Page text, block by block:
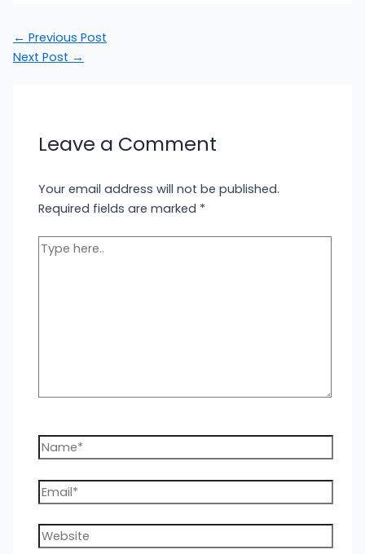
← Previous Post
Next Post →
Leave a Comment
Your email address will not be published.
Required fields are marked *
Type
Name*
Email*
Website